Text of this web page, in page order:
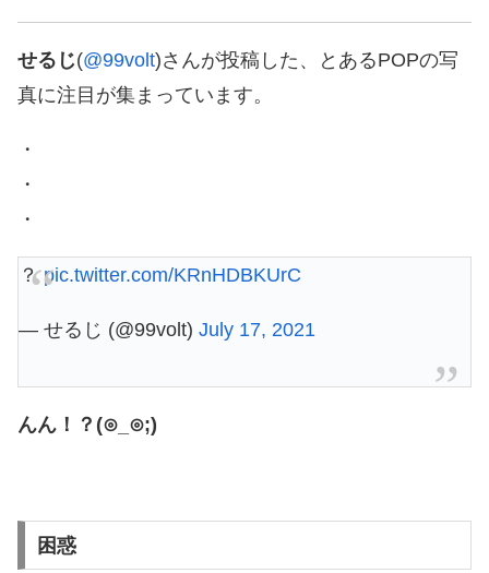
せるじ(@99volt)さんが投稿した、とあるPOPの写
真に注目が集まっています。
・
・
・
？pic.twitter.com/KRnHDBKUrC
— せるじ (@99volt) July 17, 2021
んん！？(⊙_⊙;)
困惑